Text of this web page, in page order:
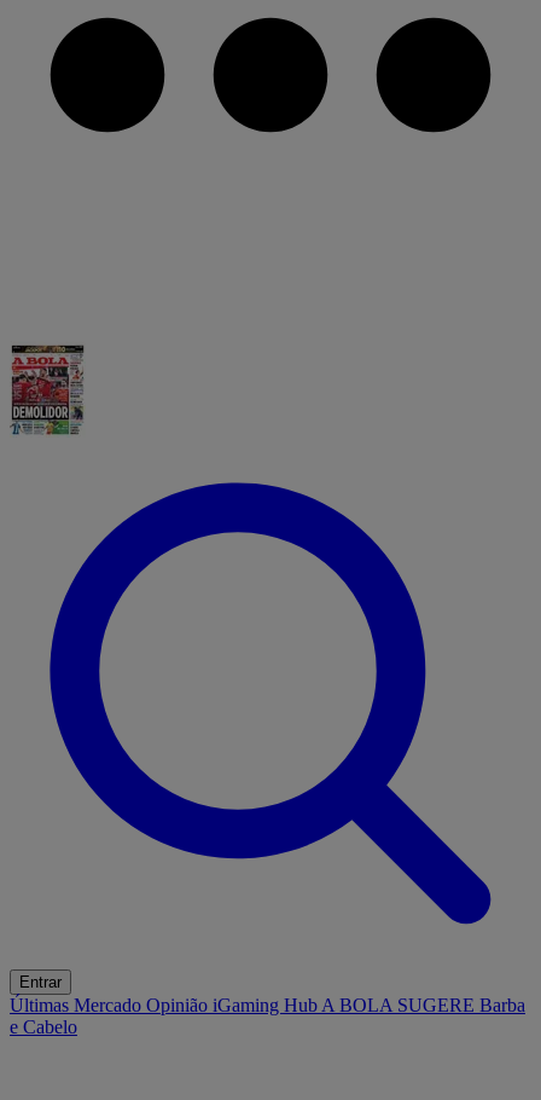
Entrar
Últimas Mercado Opinião iGaming Hub A BOLA SUGERE Barba
e Cabelo